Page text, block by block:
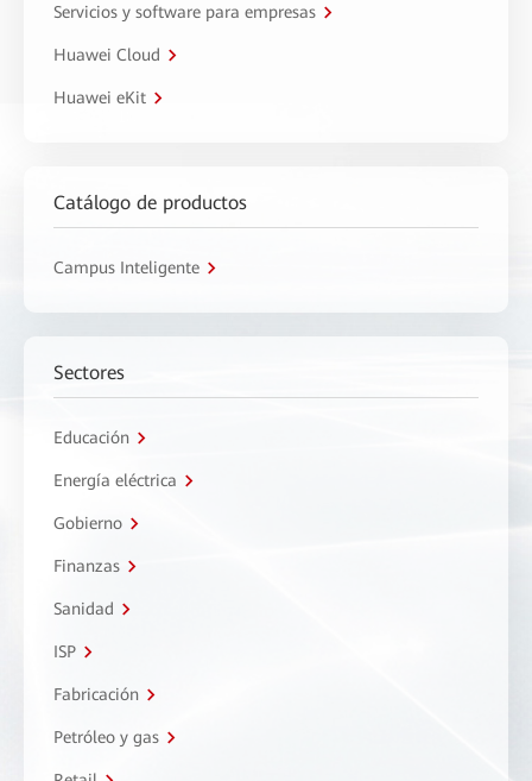
Servicios y software para empresas
Huawei Cloud
Huawei eKit
Catálogo de productos
Campus Inteligente
Sectores
Educación
Energía eléctrica
Gobierno
Finanzas
Sanidad
ISP
Fabricación
Petróleo y gas